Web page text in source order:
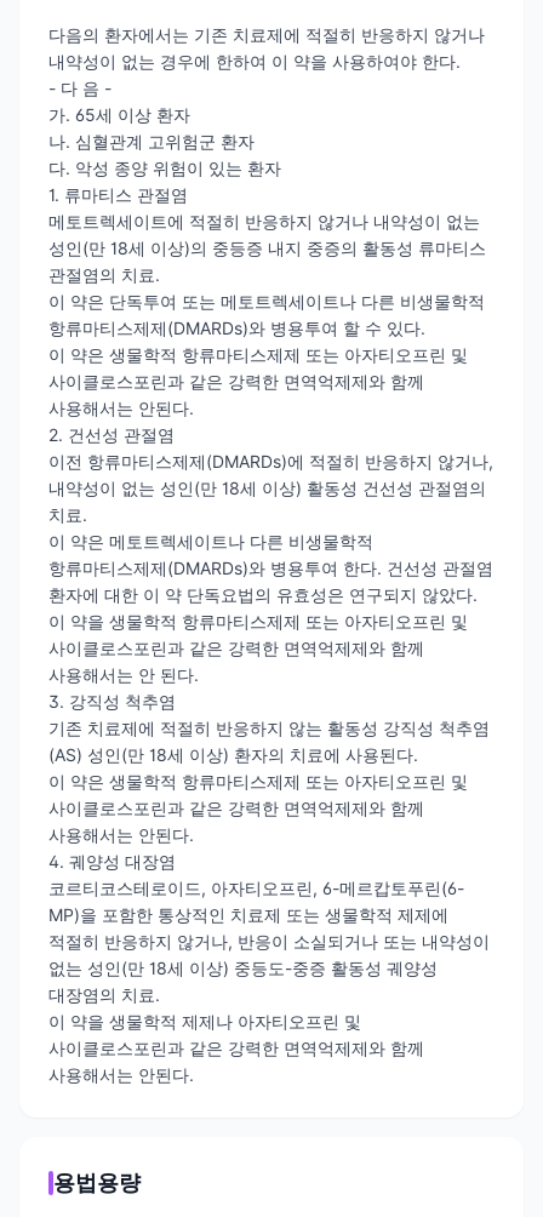
다음의 환자에서는 기존 치료제에 적절히 반응하지 않거나
내약성이 없는 경우에 한하여 이 약을 사용하여야 한다.
- 다 음 -
가. 65세 이상 환자
나. 심혈관계 고위험군 환자
다. 악성 종양 위험이 있는 환자
1. 류마티스 관절염
메토트렉세이트에 적절히 반응하지 않거나 내약성이 없는
성인(만 18세 이상)의 중등증 내지 중증의 활동성 류마티스
관절염의 치료.
이 약은 단독투여 또는 메토트렉세이트나 다른 비생물학적
항류마티스제제(DMARDs)와 병용투여 할 수 있다.
이 약은 생물학적 항류마티스제제 또는 아자티오프린 및
사이클로스포린과 같은 강력한 면역억제제와 함께
사용해서는 안된다.
2. 건선성 관절염
이전 항류마티스제제(DMARDs)에 적절히 반응하지 않거나,
내약성이 없는 성인(만 18세 이상) 활동성 건선성 관절염의
치료.
이 약은 메토트렉세이트나 다른 비생물학적
항류마티스제제(DMARDs)와 병용투여 한다. 건선성 관절염
환자에 대한 이 약 단독요법의 유효성은 연구되지 않았다.
이 약을 생물학적 항류마티스제제 또는 아자티오프린 및
사이클로스포린과 같은 강력한 면역억제제와 함께
사용해서는 안 된다.
3. 강직성 척추염
기존 치료제에 적절히 반응하지 않는 활동성 강직성 척추염
(AS) 성인(만 18세 이상) 환자의 치료에 사용된다.
이 약은 생물학적 항류마티스제제 또는 아자티오프린 및
사이클로스포린과 같은 강력한 면역억제제와 함께
사용해서는 안된다.
4. 궤양성 대장염
코르티코스테로이드, 아자티오프린, 6-메르캅토푸린(6-
MP)을 포함한 통상적인 치료제 또는 생물학적 제제에
적절히 반응하지 않거나, 반응이 소실되거나 또는 내약성이
없는 성인(만 18세 이상) 중등도-중증 활동성 궤양성
대장염의 치료.
이 약을 생물학적 제제나 아자티오프린 및
사이클로스포린과 같은 강력한 면역억제제와 함께
사용해서는 안된다.
용법용량